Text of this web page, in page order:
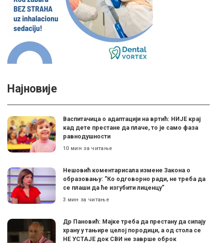
Најновије
Васпитачица о адаптацији на вртић: НИЈЕ крај
кад дете престане да плаче, то је само фаза
равнодушности
10 мин за читање
Нешовић коментарисала измене Закона о
образовању: ”Ко одговорно ради, не треба да
се плаши да ће изгубити лиценцу”
3 мин за читање
Др Пановић: Мајке треба да престану да сипају
храну у тањире целој породици, а од стола се
НЕ УСТАЈЕ док СВИ не заврше оброк